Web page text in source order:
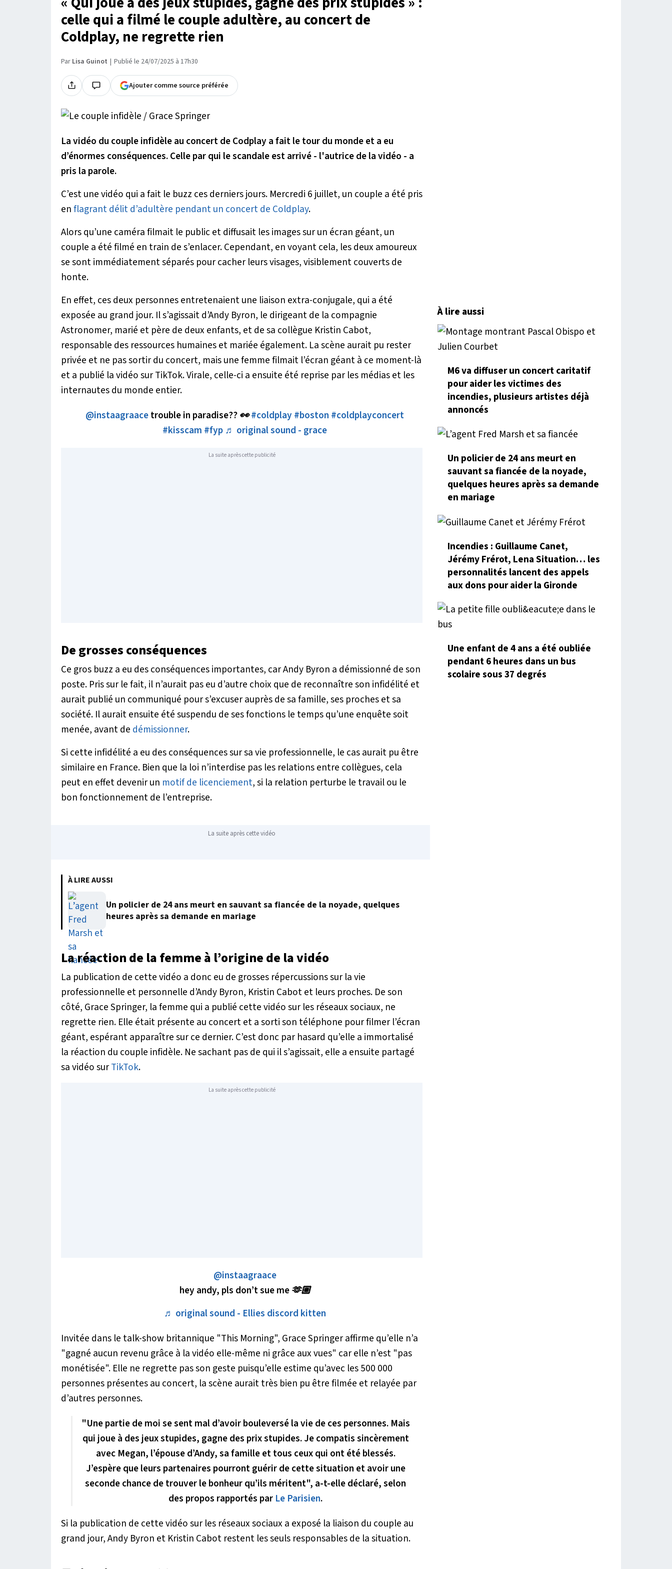
celle qui a filmé le couple adultère, au concert de
Coldplay, ne regrette rien
Par Lisa Guinot Publié le 24/07/2025 à 17h30
Ajouter comme source préférée
La vidéo du couple infidèle au concert de Codplay a fait le tour du monde et a eu
d’énormes conséquences. Celle par qui le scandale est arrivé - l'autrice de la vidéo - a
pris la parole.
C’est une vidéo qui a fait le buzz ces derniers jours. Mercredi 6 juillet, un couple a été pris
enflagrant délit d’adultère pendant un concert de Coldplay.
Alors qu’une caméra filmait le public et diffusait les images sur un écran géant, un
couple a été filmé en train de s’enlacer. Cependant, en voyant cela, les deux amoureux
se sont immédiatement séparés pour cacher leurs visages, visiblement couverts de
honte.
En effet, ces deux personnes entretenaient une liaison extra-conjugale, qui a été
exposée au grand jour. Il s’agissait d’Andy Byron, le dirigeant de la compagnie
Astronomer, marié et père de deux enfants, et de sa collègue Kristin Cabot,
responsable des ressources humaines et mariée également. La scène aurait pu rester
privée et ne pas sortir du concert, mais une femme filmait l’écran géant à ce moment-là
et a publié la vidéo sur TikTok. Virale, celle-ci a ensuite été reprise par les médias et les
internautes du monde entier.
@instaagraacetrouble in paradise?? 👀#coldplay#boston #coldplayconcert
#kisscam #fyp ♬ original sound - grace
La suite après cette publicité
De grosses conséquences
Ce gros buzz a eu des conséquences importantes, car Andy Byron a démissionné de son
poste. Pris sur le fait, il n’aurait pas eu d’autre choix que de reconnaître son infidélité et
aurait publié un communiqué pour s’excuser auprès de sa famille, ses proches et sa
société. Il aurait ensuite été suspendu de ses fonctions le temps qu’une enquête soit
menée, avant de démissionner.
Si cette infidélité a eu des conséquences sur sa vie professionnelle, le cas aurait pu être
similaire en France. Bien que la loi n’interdise pas les relations entre collègues, cela
peut en effet devenir un motif de licenciement, si la relation perturbe le travail ou le
bon fonctionnement de l’entreprise.
La suite après cette vidéo
À LIRE AUSSI
Un policier de 24 ans meurt en sauvant sa fiancée de la noyade, quelques
heures après sa demande en mariage
La réaction de la femme à l’origine de la vidéo
La publication de cette vidéo a donc eu de grosses répercussions sur la vie
professionnelle et personnelle d’Andy Byron, Kristin Cabot et leurs proches. De son
côté, Grace Springer, la femme qui a publié cette vidéo sur les réseaux sociaux, ne
regrette rien. Elle était présente au concert et a sorti son téléphone pour filmer l’écran
géant, espérant apparaître sur ce dernier. C’est donc par hasard qu’elle a immortalisé
la réaction du couple infidèle. Ne sachant pas de qui il s’agissait, elle a ensuite partagé
sa vidéo surTikTok.
La suite après cette publicité
@instaagraace
hey andy, pls don’t sue me 🫶🏼
♬ original sound - Ellies discord kitten
Invitée dans le talk-show britannique "This Morning", Grace Springer affirme qu’elle n’a
"gagné aucun revenu grâce à la vidéo elle-même ni grâce aux vues" car elle n’est "pas
monétisée". Elle ne regrette pas son geste puisqu’elle estime qu’avec les 500 000
personnes présentes au concert, la scène aurait très bien pu être filmée et relayée par
d’autres personnes.
"Une partie de moi se sent mal d’avoir bouleversé la vie de ces personnes. Mais
qui joue à des jeux stupides, gagne des prix stupides. Je compatis sincèrement
avec Megan, l’épouse d’Andy, sa famille et tous ceux qui ont été blessés.
J’espère que leurs partenaires pourront guérir de cette situation et avoir une
seconde chance de trouver le bonheur qu’ils méritent", a-t-elle déclaré, selon
des propos rapportés par Le Parisien.
Si la publication de cette vidéo sur les réseaux sociaux a exposé la liaison du couple au
grand jour, Andy Byron et Kristin Cabot restent les seuls responsables de la situation.
À lire aussi
M6 va diffuser un concert caritatif
pour aider les victimes des
incendies, plusieurs artistes déjà
annoncés
Un policier de 24 ans meurt en
sauvant sa fiancée de la noyade,
quelques heures après sa demande
en mariage
Incendies : Guillaume Canet,
Jérémy Frérot, Lena Situation… les
personnalités lancent des appels
aux dons pour aider la Gironde
Une enfant de 4 ans a été oubliée
pendant 6 heures dans un bus
scolaire sous 37 degrés